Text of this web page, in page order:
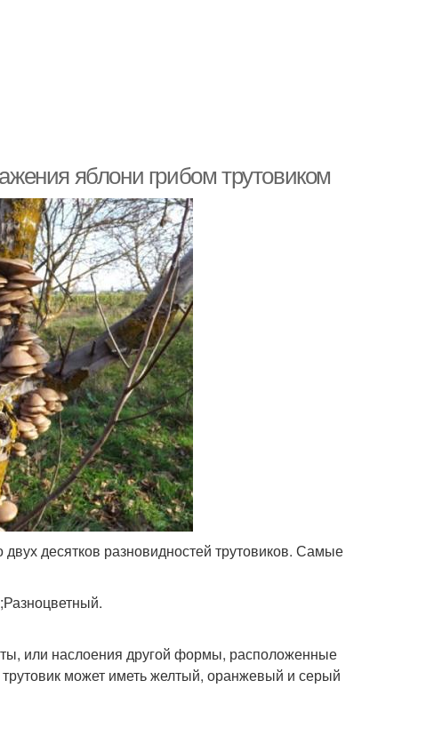
яблони грибом трутовиком
десятков разновидностей трутовиков. Самые
или наслоения другой формы, расположенные
может иметь желтый, оранжевый и серый